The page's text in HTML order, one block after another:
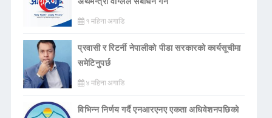
१ महिना अगाडि
प्रवासी र रिटर्नी नेपालीको पीडा सरकारको कार्यसूचीमा
समेटिनुपर्छ
४ महिना अगाडि
विभिन्न निर्णय गर्दै एनआरएनए एकता अधिवेशनपछिको